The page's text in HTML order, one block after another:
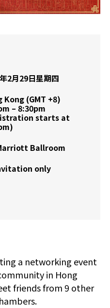
2月29日星期四
Kong (GMT +8)
– 8:30pm
starts at
Ballroom
only
a networking event
in Hong
friends from 9 other